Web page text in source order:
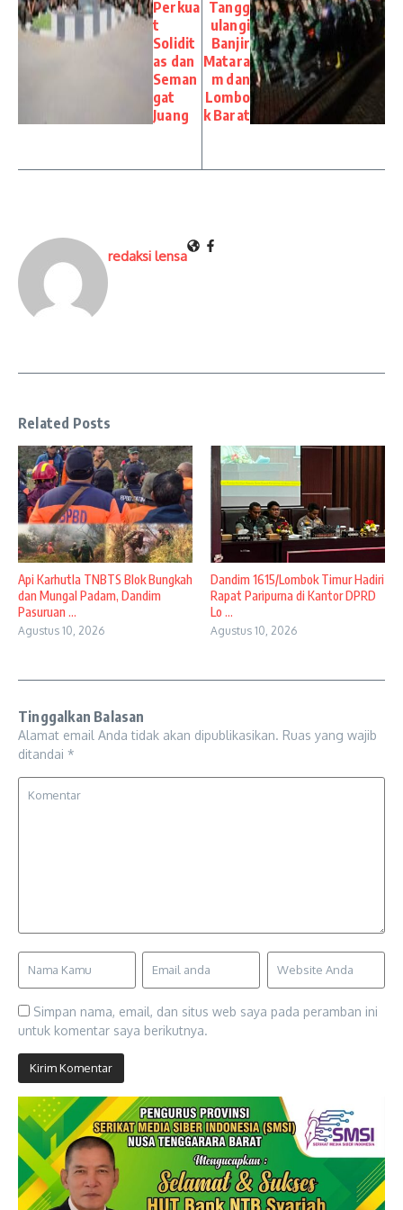
Perkua
t
Solidit
as dan
Seman
gat
Juang
Tangg
ulangi
Banjir
Matara
m dan
Lombo
k Barat
redaksi lensa
Related Posts
Api Karhutla TNBTS Blok Bungkah
dan Mungal Padam, Dandim
Pasuruan ...
Agustus 10, 2026
Dandim 1615/Lombok Timur Hadiri
Rapat Paripurna di Kantor DPRD
Lo ...
Agustus 10, 2026
Tinggalkan Balasan
Alamat email Anda tidak akan dipublikasikan. Ruas yang wajib
ditandai *
Simpan nama, email, dan situs web saya pada peramban ini
untuk komentar saya berikutnya.